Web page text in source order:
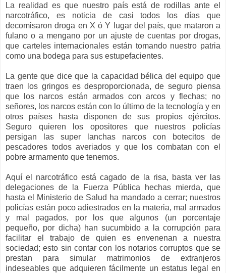
La realidad es que nuestro país está de rodillas ante el
narcotráfico, es noticia de casi todos los días que
decomisaron droga en X ó Y lugar del país, que mataron a
fulano o a mengano por un ajuste de cuentas por drogas,
que carteles internacionales están tomando nuestro patria
como una bodega para sus estupefacientes.
La gente que dice que la capacidad bélica del equipo que
traen los gringos es desproporcionada, de seguro piensa
que los narcos están armados con arcos y flechas; no
señores, los narcos están con lo último de la tecnología y en
otros países hasta disponen de sus propios ejércitos.
Seguro quieren los opositores que nuestros policías
persigan las super lanchas narcos con botecitos de
pescadores todos averiados y que los combatan con el
pobre armamento que tenemos.
Aquí el narcotráfico está cagado de la risa, basta ver las
delegaciones de la Fuerza Pública hechas mierda, que
hasta el Ministerio de Salud ha mandado a cerrar; nuestros
policías están poco adiestrados en la materia, mal armados
y mal pagados, por los que algunos (un porcentaje
pequeño, por dicha) han sucumbido a la corrupción para
facilitar el trabajo de quien es envenenan a nuestra
sociedad; esto sin contar con los notarios corruptos que se
prestan para simular matrimonios de extranjeros
indeseables que adquieren fácilmente un estatus legal en